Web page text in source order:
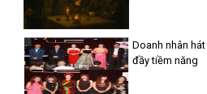
Doanh nhân
đầy tiềm năng